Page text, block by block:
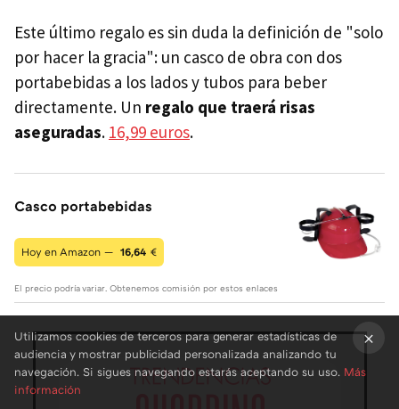
Este último regalo es sin duda la definición de "solo
por hacer la gracia": un casco de obra con dos
portabebidas a los lados y tubos para beber
directamente. Un regalo que traerá risas
aseguradas. 16,99 euros.
Casco portabebidas
Hoy en Amazon — 16,64 €
El precio podría variar. Obtenemos comisión por estos enlaces
Utilizamos cookies de terceros para generar estadísticas de
audiencia y mostrar publicidad personalizada analizando tu
navegación. Si sigues navegando estarás aceptando su uso. Más
información